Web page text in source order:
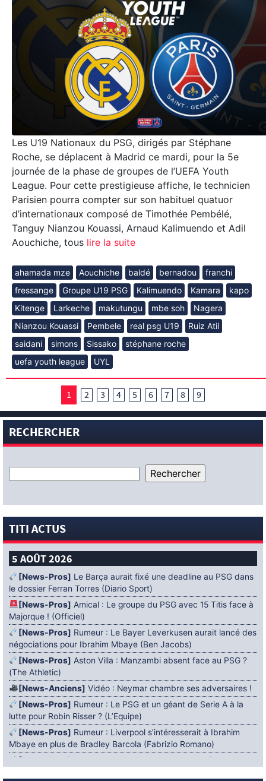
Les U19 Nationaux du PSG, dirigés par Stéphane
Roche, se déplacent à Madrid ce mardi, pour la 5e
journée de la phase de groupes de l’UEFA Youth
League. Pour cette prestigieuse affiche, le technicien
Parisien pourra compter sur son habituel quatuor
d’internationaux composé de Timothée Pembélé,
Tanguy Nianzou Kouassi, Arnaud Kalimuendo et Adil
Aouchiche, tous lire la suite
ahamada mze Aouchiche baldé bernadou
franchi
fressange
Groupe U19 PSG Kalimuendo Kamara
kapo
Kitenge
Larkeche makutungu mbe soh
Nagera
Nianzou Kouassi
Pembele real psg U19
Ruiz Atil
saidani
simons Sissako
stéphane roche
uefa youth league
UYL
1 2 3 4 5 6 7 8 9
RECHERCHER
TITI ACTUS
5 AOÛT 2026
[News-Pros] Le Barça aurait fixé une deadline au PSG dans
le dossier Ferran Torres (Diario Sport)
[News-Pros] Amical : Le groupe du PSG avec 15 Titis face à
Majorque ! (Officiel)
[News-Pros] Rumeur : Le Bayer Leverkusen aurait lancé des
négociations pour Ibrahim Mbaye (Ben Jacobs)
[News-Pros] Aston Villa : Manzambi absent face au PSG ?
(The Athletic)
[News-Anciens] Vidéo : Neymar chambre ses adversaires !
[News-Pros] Rumeur : Le PSG et un géant de Serie A à la
lutte pour Robin Risser ? (L’Equipe)
[News-Pros] Rumeur : Liverpool s’intéresserait à Ibrahim
Mbaye en plus de Bradley Barcola (Fabrizio Romano)
[News-Pros]
Rumeur : Accord contractuel trouvé entre le